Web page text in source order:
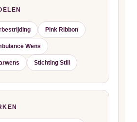
Pink Ribbon
Wens
Stichting Still